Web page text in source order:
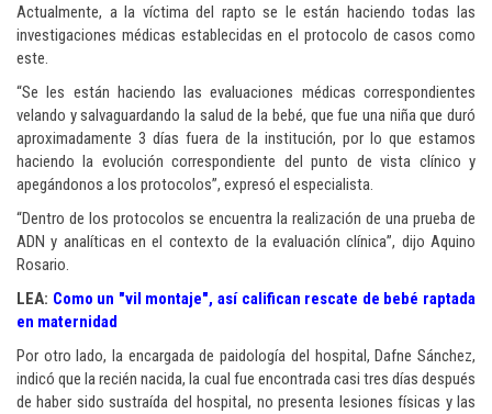
Actualmente, a la víctima del rapto se le están haciendo todas las
investigaciones médicas establecidas en el protocolo de casos como
este.
“Se les están haciendo las evaluaciones médicas correspondientes
velando y salvaguardando la salud de la bebé, que fue una niña que duró
aproximadamente 3 días fuera de la institución, por lo que estamos
haciendo la evolución correspondiente del punto de vista clínico y
apegándonos a los protocolos”, expresó el especialista.
“Dentro de los protocolos se encuentra la realización de una prueba de
ADN y analíticas en el contexto de la evaluación clínica”, dijo Aquino
Rosario.
LEA: Como un "vil montaje", así califican rescate de bebé raptada
en maternidad
Por otro lado, la encargada de paidología del hospital, Dafne Sánchez,
indicó que la recién nacida, la cual fue encontrada casi tres días después
de haber sido sustraída del hospital, no presenta lesiones físicas y las